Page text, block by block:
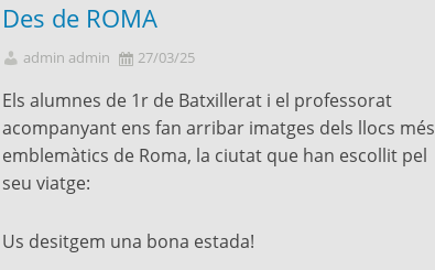
Des de ROMA
admin admin 27/03/25
Els alumnes de 1r de Batxillerat i el professorat
acompanyant ens fan arribar imatges dels llocs més
emblemàtics de Roma, la ciutat que han escollit pel
seu viatge:
Us desitgem una bona estada!